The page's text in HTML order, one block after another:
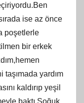
ise az önce
poşetlerle
bir erkek
taşımada yardım
kaldırıp yeşil
baktı.Soğuk